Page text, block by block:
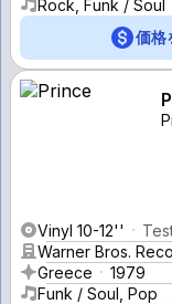
Rock, Funk / Soul
価格
Vinyl 10-12''
Warner Bros.
Greece
1979
Funk / Soul, Pop